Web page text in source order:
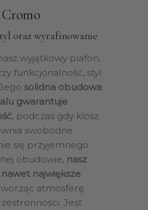
oraz wyrafinowanie
wyjątkowy plafon,
funkcjonalność, styl
solidna obudowa
gwarantuje
, podczas gdy klosz
swobodne
się przyjemnego
obudowie, nasz
największe
atmosferę
Jest